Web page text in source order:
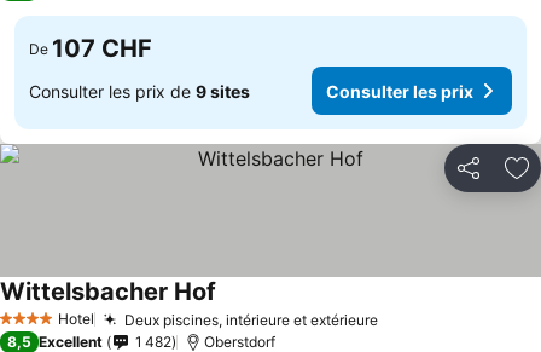
De 107 CHF
Consulter les prix de 9 sites Consulter les prix
Partager
4 Étoiles Hotel Deux piscines, intérieure et extérieureConsulter les prix
Wittelsbacher Hof
8,5 Excellent 1 482 Oberstdorf